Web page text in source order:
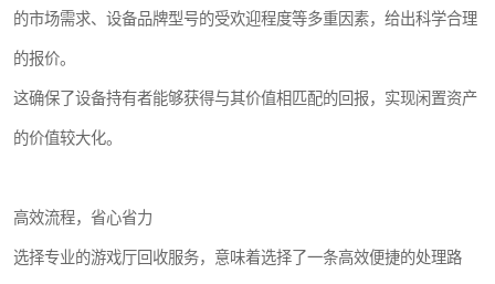
的市场需求、设备品牌型号的受欢迎程度等多重因素，给出科学合理
的报价。
这确保了设备持有者能够获得与其价值相匹配的回报，实现闲置资产
的价值较大化。
高效流程，省心省力
选择专业的游戏厅回收服务，意味着选择了一条高效便捷的处理路